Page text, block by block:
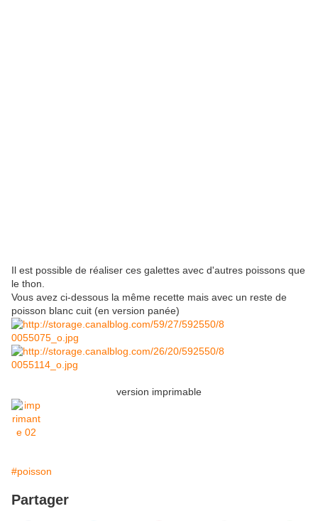
Il est possible de réaliser ces galettes avec d'autres poissons que
le thon.
Vous avez ci-dessous la même recette mais avec un reste de
poisson blanc cuit (en version panée)
version imprimable
#poisson
Partager